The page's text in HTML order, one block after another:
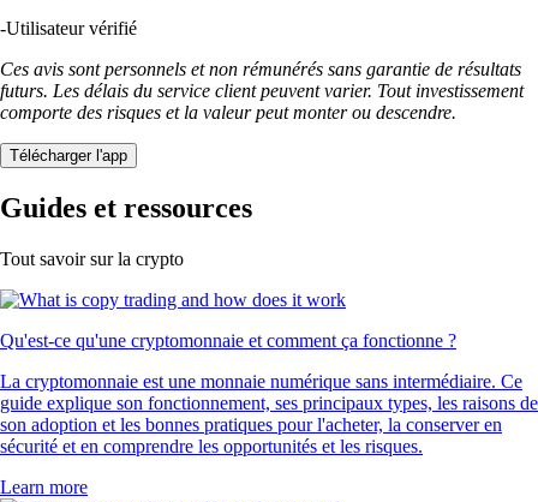
-Utilisateur vérifié
Ces avis sont personnels et non rémunérés sans garantie de résultats
futurs. Les délais du service client peuvent varier. Tout investissement
comporte des risques et la valeur peut monter ou descendre.
Télécharger l'app
Guides et ressources
Tout savoir sur la crypto
Qu'est-ce qu'une cryptomonnaie et comment ça fonctionne ?
La cryptomonnaie est une monnaie numérique sans intermédiaire. Ce
guide explique son fonctionnement, ses principaux types, les raisons de
son adoption et les bonnes pratiques pour l'acheter, la conserver en
sécurité et en comprendre les opportunités et les risques.
Learn more